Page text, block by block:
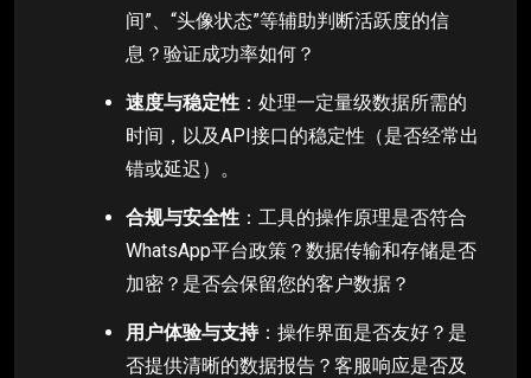
间”、“头像状态”等辅助判断活跃度的信
息？验证成功率如何？
速度与稳定性 ：处理一定量级数据所需的
时间，以及API接口的稳定性（是否经常出
错或延迟）。
合规与安全性 ：工具的操作原理是否符合
WhatsApp平台政策？数据传输和存储是否
加密？是否会保留您的客户数据？
用户体验与支持：操作界面是否友好？是
否提供清晰的数据报告？客服响应是否及